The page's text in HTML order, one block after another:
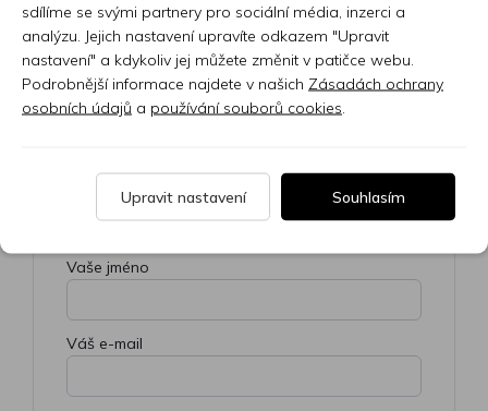
Přidejte vlastní hodnocení
Vyberte hodnocení
Hodnocení:
0/5
Vaše jméno
Váš e-mail
sdílíme se svými partnery pro sociální média, inzerci a
analýzu. Jejich nastavení upravíte odkazem "Upravit
nastavení" a kdykoliv jej můžete změnit v patičce webu.
Podrobnější informace najdete v našich Zásadách ochrany
osobních údajů a používání souborů cookies
Upravit nastavení Souhlasím